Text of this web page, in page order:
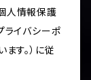
人情報保護
ライバシーポ
す。）に従